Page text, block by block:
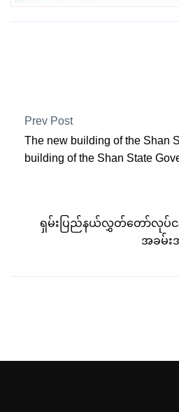
Prev Post
The new building of the Shan
building of the Shan State
ရှမ်းပြည်နယ်လွှတ်တော်လုပ်
အခမ်း